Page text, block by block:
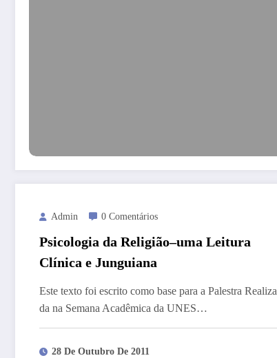
Admin 0 Comentários
Psicologia da Religião–uma Leitura
Clínica e Junguiana
Este texto foi escrito como base para a Palestra Realiza
da na Semana Acadêmica da UNES…
28 De Outubro De 2011